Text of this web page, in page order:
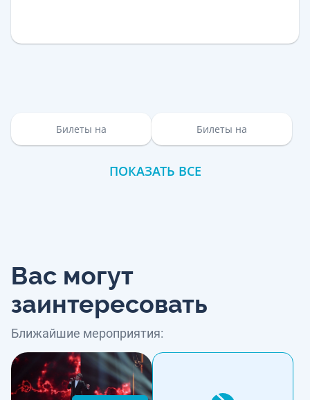
Билеты на Билеты на
ПОКАЗАТЬ ВСЕ
Вас могут
заинтересовать
Ближайшие мероприятия: